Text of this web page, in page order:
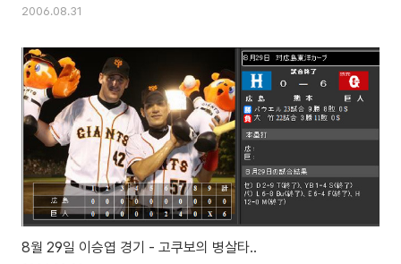
2006.08.31
8월 29일 이승엽 경기 - 고쿠보의 병살타..